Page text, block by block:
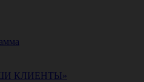
КЛИЕНТЫ»